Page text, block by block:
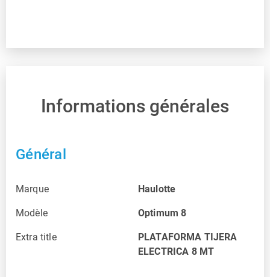
Informations générales
Général
Marque Haulotte
Modèle Optimum 8
Extra title
PLATAFORMA TIJERA
ELECTRICA 8 MT